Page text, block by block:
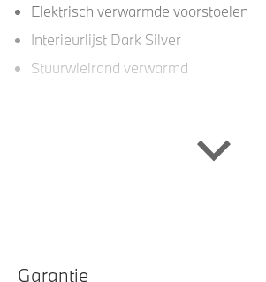
Elektrisch verwarmde voorstoelen
Interieurlijst Dark Silver
Stuurwielrand verwarmd
Entertainment en communicatie
Exterieur
Garantie